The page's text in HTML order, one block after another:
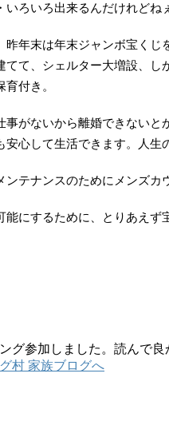
いろいろ出来るんだけれどね
昨年末は年末ジャンボ宝く
てて、シェルター大増設、
付き。
事がないから離婚できない
安心して生活できます。人生
ンテナンスのためにメンズカ
能にするために、とりあえず
グ参加しました。読んで